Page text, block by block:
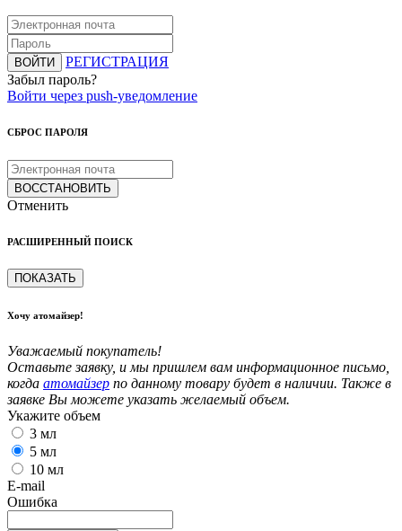
ВОЙТИ
РЕГИСТРАЦИЯ
Забыл пароль?
Войти через push-уведомление
СБРОС ПАРОЛЯ
ВОССТАНОВИТЬ
Отменить
РАСШИРЕННЫЙ ПОИСК
ПОКАЗАТЬ
Хочу атомайзер!
Уважаемый покупатель!
Оставьте заявку, и мы пришлем вам информационное письмо,
когда атомайзер по данному товару будет в наличии. Также в
заявке Вы можете указать желаемый объем.
Укажите объем
3 мл
5 мл
10 мл
E-mail
Ошибка